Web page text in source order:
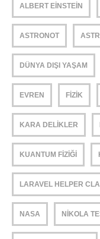
ALBERT EINSTEIN
ASTRONOT
DÜNYA DIŞI YAŞAM
EVREN FIZIK
KARA DELIKLER
KUANTUM FIZIĞI
LARAVEL HELPER
NASA NIKOLA